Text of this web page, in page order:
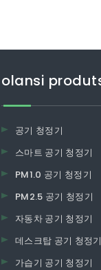
olansi
공기 청정기
스마트 공기 청정기
PM1.0 공기 청정기
PM2.5 공기 청정기
자동차 공기 청정기
데스크탑 공기 청정기
가습기 공기 청정기